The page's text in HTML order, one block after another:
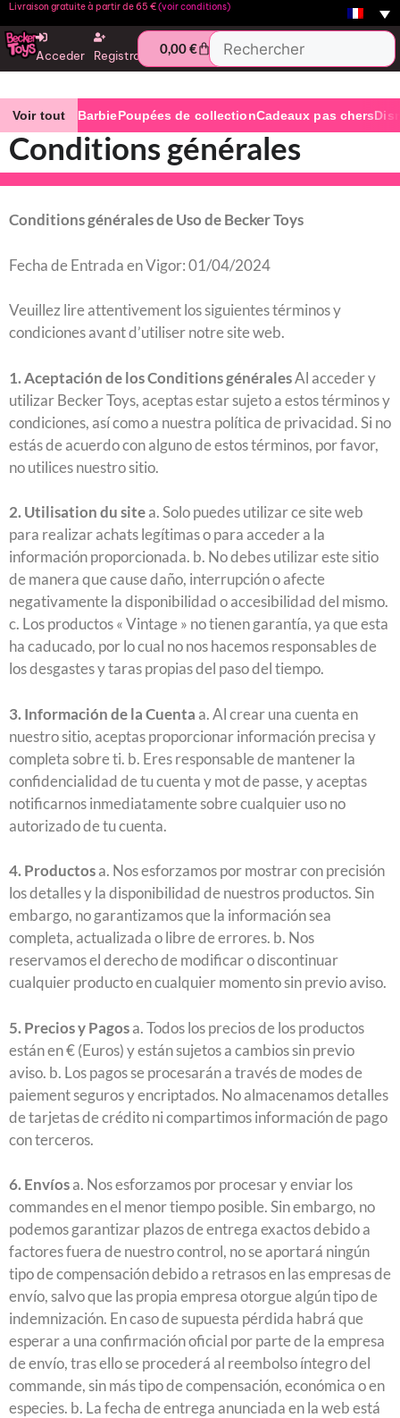
Livraison gratuite à partir de 65 €(voir conditions)
Acceder Registro 0,00€
Voir tout BarbiePoupées de collectionCadeaux pas chers
Conditions générales
Conditions générales de Uso de Becker Toys
Fecha de Entrada en Vigor: 01/04/2024
Veuillez lire attentivement los siguientes términos y
condiciones avant d’utiliser notre site web.
1. Aceptación de los Conditions généralesAl acceder y
utilizar Becker Toys, aceptas estar sujeto a estos términos y
condiciones, así como a nuestra política de privacidad. Si no
estás de acuerdo con alguno de estos términos, por favor,
no utilices nuestro sitio.
2. Utilisation du sitea. Solo puedes utilizar ce site web
para realizar achats legítimas o para acceder a la
información proporcionada. b. No debes utilizar este sitio
de manera que cause daño, interrupción o afecte
negativamente la disponibilidad o accesibilidad del mismo.
c. Los productos « Vintage » no tienen garantía, ya que esta
ha caducado, por lo cual no nos hacemos responsables de
los desgastes y taras propias del paso del tiempo.
3. Información de la Cuenta a. Al crear una cuenta en
nuestro sitio, aceptas proporcionar información precisa y
completa sobre ti. b. Eres responsable de mantener la
confidencialidad de tu cuenta y mot de passe, y aceptas
notificarnos inmediatamente sobre cualquier uso no
autorizado de tu cuenta.
4. Productosa. Nos esforzamos por mostrar con precisión
los detalles y la disponibilidad de nuestros productos. Sin
embargo, no garantizamos que la información sea
completa, actualizada o libre de errores. b. Nos
reservamos el derecho de modificar o discontinuar
cualquier producto en cualquier momento sin previo aviso.
5. Precios y Pagosa. Todos los precios de los productos
están en € (Euros) y están sujetos a cambios sin previo
aviso. b. Los pagos se procesarán a través de modes de
paiement seguros y encriptados. No almacenamos detalles
de tarjetas de crédito ni compartimos información de pago
con terceros.
6. Envíosa. Nos esforzamos por procesar y enviar los
commandes en el menor tiempo posible. Sin embargo, no
podemos garantizar plazos de entrega exactos debido a
factores fuera de nuestro control, no se aportará ningún
tipo de compensación debido a retrasos en las empresas de
envío, salvo que las propia empresa otorgue algún tipo de
indemnización. En caso de supuesta pérdida habrá que
esperar a una confirmación oficial por parte de la empresa
de envío, tras ello se procederá al reembolso íntegro del
commande, sin más tipo de compensación, económica o en
especies. b. La fecha de entrega anunciada en la web está